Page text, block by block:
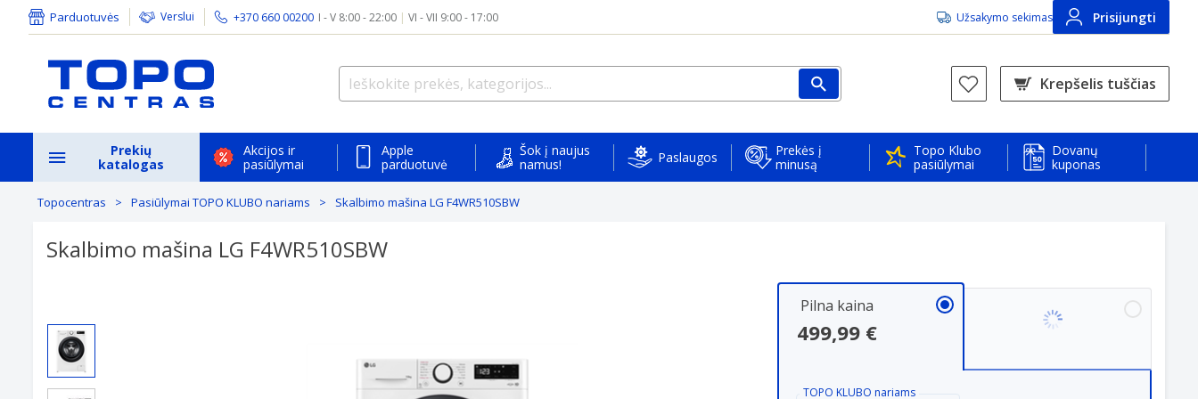
Parduotuvės Verslui +370 660 00200 I - V 8:00 - 22:00 | VI - VII 9:00 - 17:00 Užsakymo sekimas Prisijungti
Krepšelis tuščias
Prekių
katalogas
Akcijos ir
pasiūlymai
Apple
parduotuvė
Šok į naujus
namus!
Paslaugos
Prekės į
minusą
Topo Klubo
pasiūlymai
Dovanų
kuponas
Topocentras Pasiūlymai TOPO KLUBO nariams Skalbimo mašina LG F4WR510SBW
Skalbimo mašina LG F4WR510SBW
Pilna kaina
499,99 €
TOPO KLUBO nariams